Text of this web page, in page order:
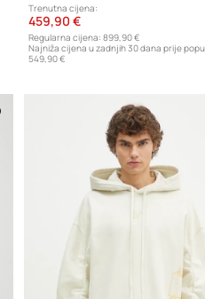
Trenutna cijena:
459,90 €
Regularna cijena: 899,90 €
Najniža cijena u zadnjih 30 dana prije
549,90 €